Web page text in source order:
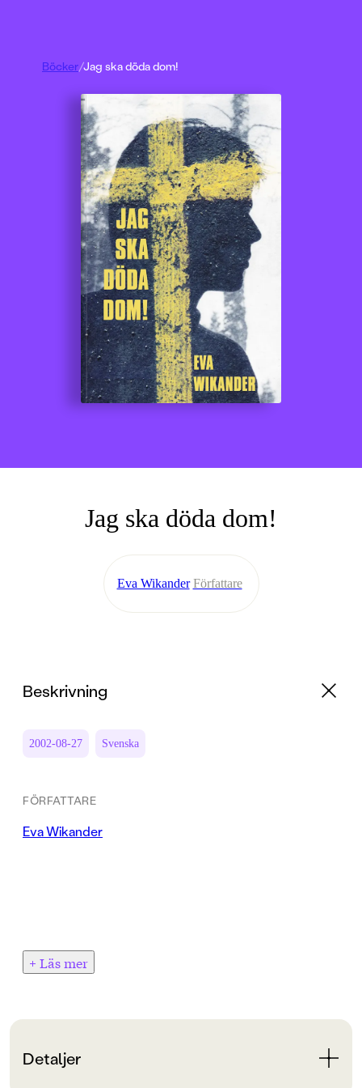
Jag ska döda dom!
Eva Wikander Författare
Böcker/Jag ska döda dom!
Beskrivning
2002-08-27 Svenska
FÖRFATTARE
Eva Wikander
+ Läs mer
Detaljer